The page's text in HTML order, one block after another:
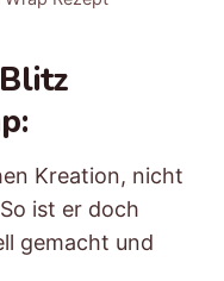
Kreation, nicht
ist er doch
gemacht und